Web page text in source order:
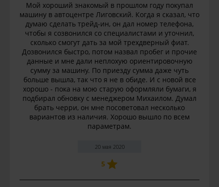
Мой хороший знакомый в прошлом году покупал
машину в автоцентре Лиговский. Когда я сказал, что
думаю сделать трейд-ин, он дал номер телефона,
чтобы я созвонился со специалистами и уточнил,
сколько смогут дать за мой трехдверный фиат.
Дозвонился быстро, потом назвал пробег и прочие
данные и мне дали неплохую ориентировочную
сумму за машину. По приезду сумма даже чуть
больше вышла, так что я не в обиде. И с новой все
хорошо - пока на мою старую оформляли бумаги, я
подбирал обновку с менеджером Михаилом. Думал
брать черри, он мне посоветовал несколько
вариантов из наличия. Хорошо вышло по всем
параметрам.
20 мая 2020
5